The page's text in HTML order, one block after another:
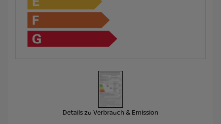
Details zu Verbrauch & Emission